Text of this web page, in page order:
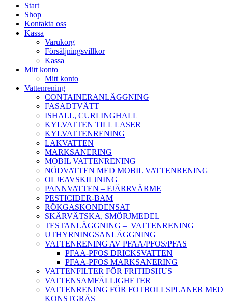
Start
Shop
Kontakta oss
Kassa
Varukorg
Försäljningsvillkor
Kassa
Mitt konto
Mitt konto
Vattenrening
CONTAINERANLÄGGNING
FASADTVÄTT
ISHALL, CURLINGHALL
KYLVATTEN TILL LASER
KYLVATTENRENING
LAKVATTEN
MARKSANERING
MOBIL VATTENRENING
NÖDVATTEN MED MOBIL VATTENRENING
OLJEAVSKILJNING
PANNVATTEN – FJÄRRVÄRME
PESTICIDER-BAM
RÖKGASKONDENSAT
SKÄRVÄTSKA, SMÖRJMEDEL
TESTANLÄGGNING – VATTENRENING
UTHYRNINGSANLÄGGNING
VATTENRENING AV PFAA/PFOS/PFAS
PFAA-PFOS DRICKSVATTEN
PFAA-PFOS MARKSANERING
VATTENFILTER FÖR FRITIDSHUS
VATTENSAMFÄLLIGHETER
VATTENRENING FÖR FOTBOLLSPLANER MED
KONSTGRÄS